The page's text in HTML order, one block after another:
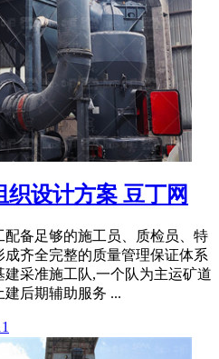
织设计方案 豆丁网
备足够的施工员、质检员、特
齐全完整的质量管理保证体系
建采准施工队,一个队为主运矿道
后期辅助服务 ...